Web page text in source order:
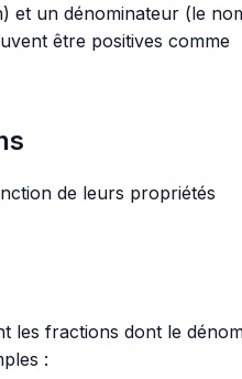
et un dénominateur (le
être positives comme
de leurs propriétés
les fractions dont le
: